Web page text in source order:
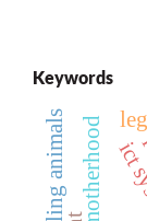
Keywords
motherhood
killing animals